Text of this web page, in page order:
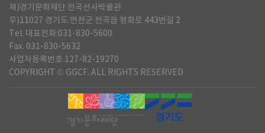
재)경기문화재단 전곡선사박물관
우)11027 경기도 연천군 전곡읍 평화로 443번길 2
Tel. 대표전화:031-830-5600
Fax. 031-830-5632
사업자등록번호 127-82-19270
COPYRIGHT © GGCF. ALL RIGHTS RESERVED